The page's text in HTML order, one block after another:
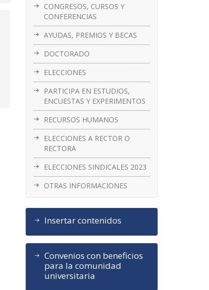
CONGRESOS, CURSOS Y
CONFERENCIAS
AYUDAS, PREMIOS Y BECAS
DOCTORADO
ELECCIONES
PARTICIPA EN ESTUDIOS,
ENCUESTAS Y EXPERIMENTOS
RECURSOS HUMANOS
ELECCIONES A RECTOR O
RECTORA
ELECCIONES SINDICALES 2023
OTRAS INFORMACIONES
Insertar contenidos
Convenios con beneficios
para la comunidad
universitaria